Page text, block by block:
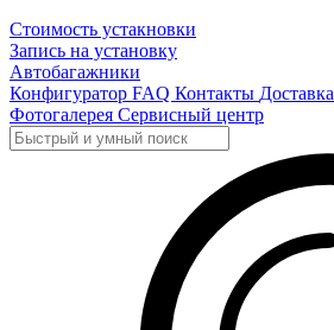
Стоимость устакновки
Запись на установку
Автобагажники
Конфигуратор FAQ Контакты Доставка
Фотогалерея Сервисный центр